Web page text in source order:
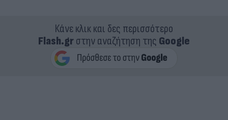
Κάνε κλικ και δες περισσότερο
Flash.grστην αναζήτηση της Google